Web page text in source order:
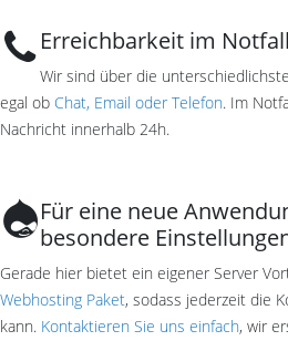
Erreichbarkeit im
Wir sind über die
egal ob Chat, Email oder Telefon. Im
Nachricht innerhalb 24h.
Für eine neue
besondere
Gerade hier bietet ein eigener Server
Webhosting Paket, sodass jederzeit die
kann. Kontaktieren Sie uns einfach, wir